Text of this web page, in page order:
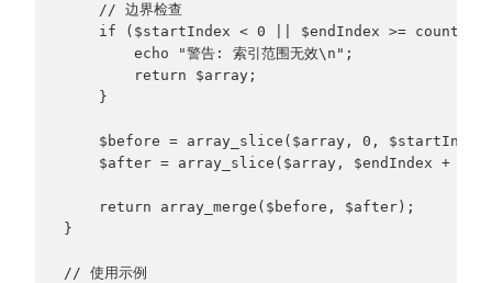
// 边界检查
if ($startIndex < 0 || $endIndex >=
echo "警告: 索引范围无效\n";
return $array;
}
$before = array_slice($array, 0,
$after = array_slice($array, $endIndex + 1);
return array_merge($before, $after);
}
// 使用示例